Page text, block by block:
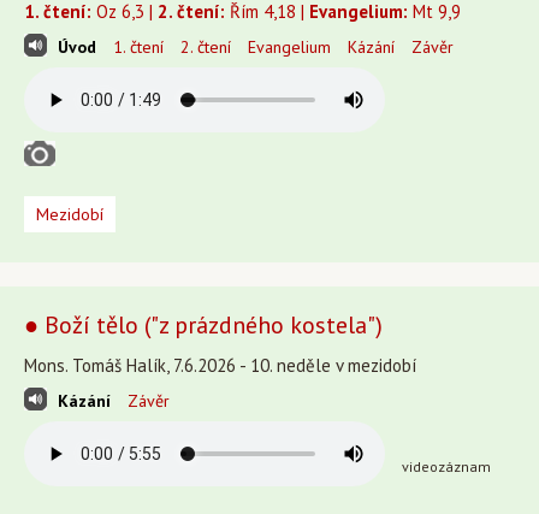
1. čtení: Oz 6,3 | 2. čtení: Řím 4,18 | Evangelium: Mt 9,9
Úvod 1. čtení 2. čtení Evangelium Kázání Závěr
Mezidobí
● Boží tělo ("z prázdného kostela")
Mons. Tomáš Halík, 7.6.2026 - 10. neděle v mezidobí
Kázání Závěr
videozáznam